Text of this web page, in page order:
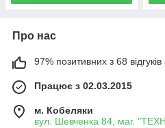
Про нас
97% позитивних з 68 відгуків
Працює з 02.03.2015
м. Кобеляки
вул. Шевченка 84, маг.